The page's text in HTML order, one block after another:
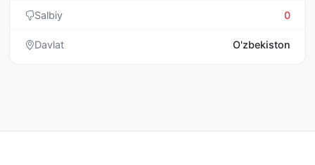
Salbiy 0
Davlat O'zbekiston